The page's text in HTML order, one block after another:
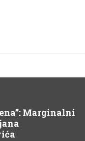
Marginalni